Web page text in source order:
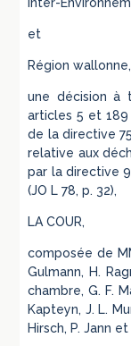
Inter-
et
Région wallonne,
une décision à
articles 5 et 189
de la directive
relative aux
par la directive
(JO L 78, p. 32),
LA COUR,
composée de
Gulmann, H.
chambre, G. F.
Kapteyn, J. L.
Hirsch, P. Jann